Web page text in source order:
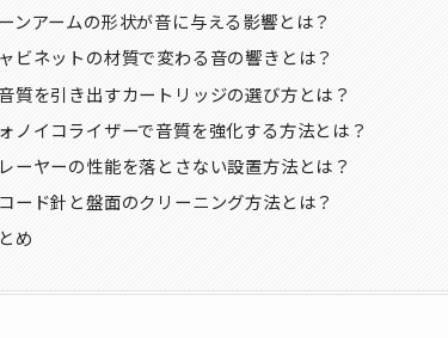
ンアームの形状が音に与える影響とは？
ビネットの材質で変わる音の響きとは？
質を引き出すカートリッジの選び方とは？
ノイコライザーで音質を強化する方法とは？
ーヤーの性能を落とさない設置方法とは？
ード針と盤面のクリーニング方法とは？
め